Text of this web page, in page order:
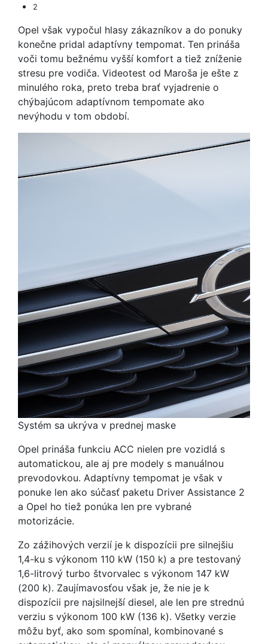
2
Opel však vypočul hlasy zákazníkov a do ponuky
konečne pridal adaptívny tempomat. Ten prináša
voči tomu bežnému vyšší komfort a tiež zníženie
stresu pre vodiča. Videotest od Maroša je ešte z
minulého roka, preto treba brať vyjadrenie o
chýbajúcom adaptívnom tempomate ako
nevýhodu v tom období.
Systém sa ukrýva v prednej maske
Opel prináša funkciu ACC nielen pre vozidlá s
automatickou, ale aj pre modely s manuálnou
prevodovkou. Adaptívny tempomat je však v
ponuke len ako súčasť paketu Driver Assistance 2
a Opel ho tiež ponúka len pre vybrané
motorizácie.
Zo zážihových verzií je k dispozícii pre silnejšiu
1,4-ku s výkonom 110 kW (150 k) a pre testovaný
1,6-litrový turbo štvorvalec s výkonom 147 kW
(200 k). Zaujímavosťou však je, že nie je k
dispozícii pre najsilnejší diesel, ale len pre strednú
verziu s výkonom 100 kW (136 k). Všetky verzie
môžu byť, ako som spomínal, kombinované s